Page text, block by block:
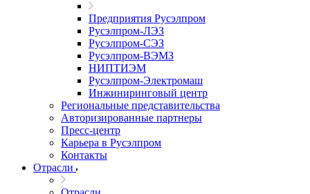
Предприятия Русэлпром
Русэлпром-ЛЭЗ
Русэлпром-СЭЗ
Русэлпром-ВЭМЗ
НИПТИЭМ
Русэлпром-Электромаш
Инжиниринговый центр
Региональные представительства
Авторизированные партнеры
Пресс-центр
Карьера в Русэлпром
Контакты
Отрасли